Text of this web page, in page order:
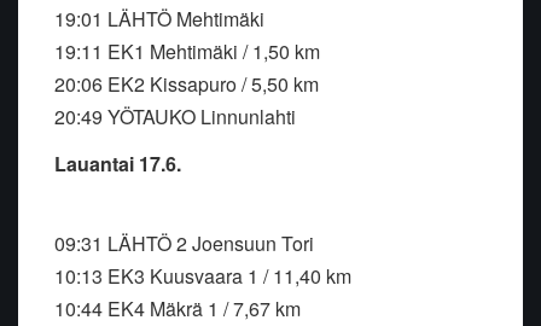
19:01 LÄHTÖ Mehtimäki
19:11 EK1 Mehtimäki / 1,50 km
20:06 EK2 Kissapuro / 5,50 km
20:49 YÖTAUKO Linnunlahti
Lauantai 17.6.
09:31 LÄHTÖ 2 Joensuun Tori
10:13 EK3 Kuusvaara 1 / 11,40 km
10:44 EK4 Mäkrä 1 / 7,67 km